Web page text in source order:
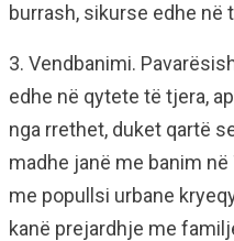
burrash, sikurse edhe në
3. Vendbanimi.
edhe në qytete të tjera,
nga rrethet, duket qartë
madhe janë me banim
me popullsi urbane
kanë prejardhje me